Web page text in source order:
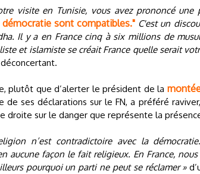
visite en Tunisie, vous avez prononcé une
sont compatibles." C'est un
Il y a en France cinq à six millions de
et islamiste se créait France quelle serait
plutôt que d’alerter le président de la
de ses déclarations sur le FN, a préféré
droite sur le danger que représente la
n’est contradictoire avec la
aucune façon le fait religieux. En France,
pourquoi un parti ne peut se réclamer »